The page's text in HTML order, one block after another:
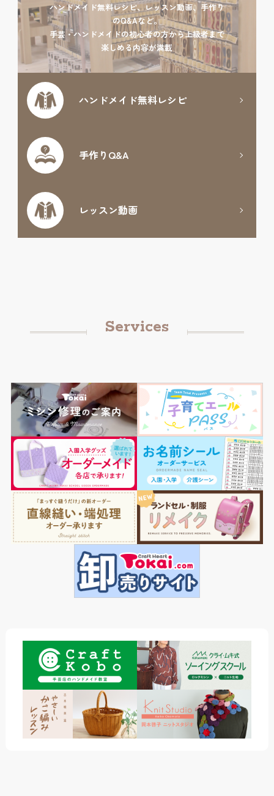
ハンドメイド無料レシピ、レッスン動画、手作り
のQ&Aなど。
手芸・ハンドメイドの初心者の方から上級者まで
楽しめる内容が満載
ハンドメイド無料レシピ
手作りQ&A
レッスン動画
Services